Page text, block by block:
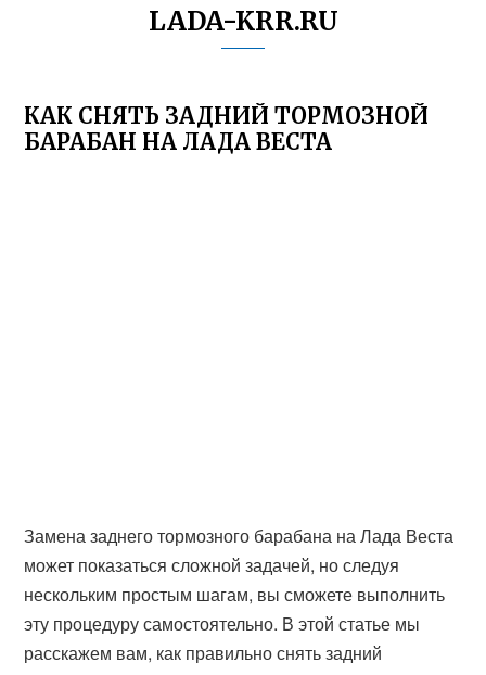
LADA-KRR.RU
КАК СНЯТЬ ЗАДНИЙ ТОРМОЗНОЙ
БАРАБАН НА ЛАДА ВЕСТА
Замена заднего тормозного барабана на Лада Веста
может показаться сложной задачей, но следуя
нескольким простым шагам, вы сможете выполнить
эту процедуру самостоятельно. В этой статье мы
расскажем вам, как правильно снять задний